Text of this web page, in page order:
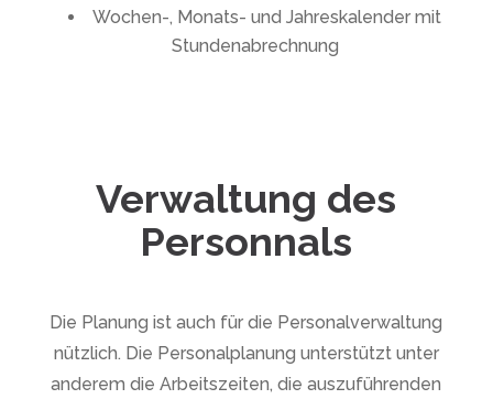
Wochen-, Monats- und Jahreskalender mit
Stundenabrechnung
Verwaltung des
Personnals
Die Planung ist auch für die Personalverwaltung
nützlich. Die Personalplanung unterstützt unter
anderem die Arbeitszeiten, die auszuführenden